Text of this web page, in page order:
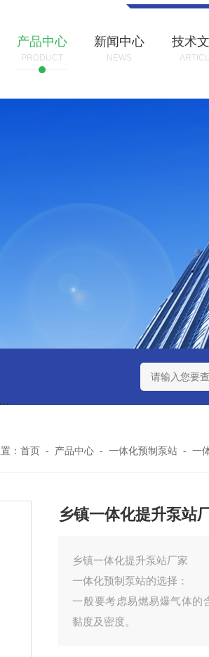
产品中心
PRODUCT
新闻中心
NEWS
技术
LK康复医
：首页 - 产品中心 -一体化预制泵站 -一
乡镇一体化提升泵站
乡镇一体化提升泵站厂家
一体化预制泵站的选择：
一般要考虑易燃易爆气体的
黏度及密度。